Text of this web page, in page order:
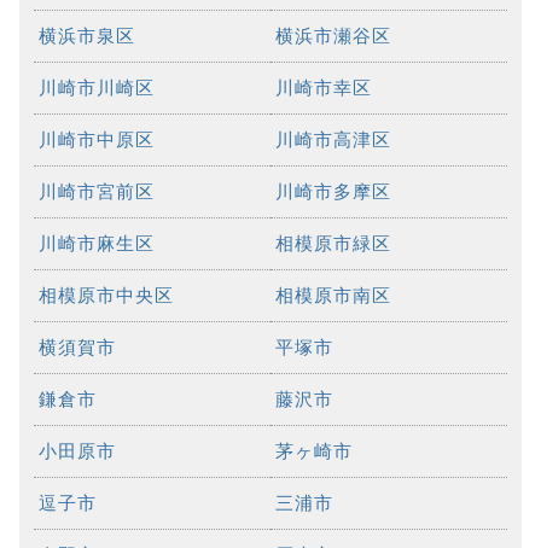
横浜市泉区 横浜市瀬谷区
川崎市川崎区 川崎市幸区
川崎市中原区 川崎市高津区
川崎市宮前区 川崎市多摩区
川崎市麻生区 相模原市緑区
相模原市中央区 相模原市南区
横須賀市 平塚市
鎌倉市 藤沢市
小田原市 茅ヶ崎市
逗子市 三浦市